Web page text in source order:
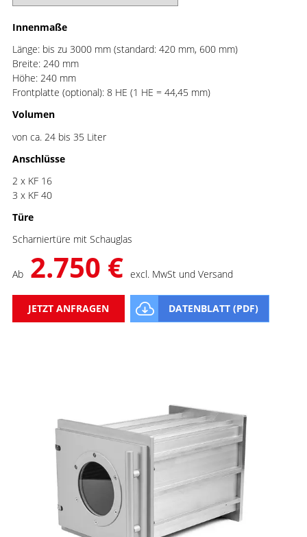
Innenmaße
Länge: bis zu 3000 mm (standard: 420 mm, 600 mm)
Breite: 240 mm
Höhe: 240 mm
Frontplatte (optional): 8 HE (1 HE = 44,45 mm)
Volumen
von ca. 24 bis 35 Liter
Anschlüsse
2 x KF 16
3 x KF 40
Türe
Scharniertüre mit Schauglas
Ab2.750 € excl. MwSt und Versand
JETZT ANFRAGEN DATENBLATT (PDF)